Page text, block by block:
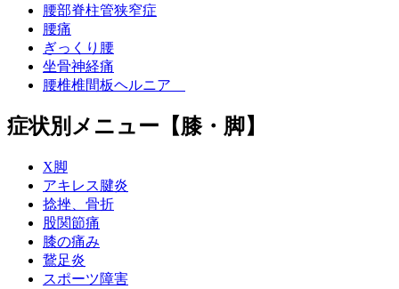
腰部脊柱管狭窄症
腰痛
ぎっくり腰
坐骨神経痛
腰椎椎間板ヘルニア
症状別メニュー【膝・脚】
X脚
アキレス腱炎
捻挫、骨折
股関節痛
膝の痛み
鵞足炎
スポーツ障害